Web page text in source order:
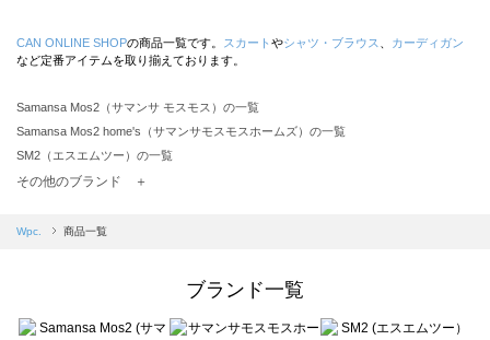
CAN ONLINE SHOPの商品一覧です。 スカート やシャツ・ブラウス
カーディガン
など定番アイテムを取り揃えております。
Samansa Mos2（サマンサ モスモス）の一覧
Samansa Mos2 home's（サマンサモスモスホームズ）の一覧
SM2（エスエムツー）の一覧
TSUHARU by Samansa Mos2（ツハルバイサマンサモスモス）の一覧
Samansa Mos2 blue（サマンサモスモス ブルー）の一覧
Te chichi（テチチ）の一覧
その他のブランド ＋
Wpc. 商品一覧
ブランド一覧